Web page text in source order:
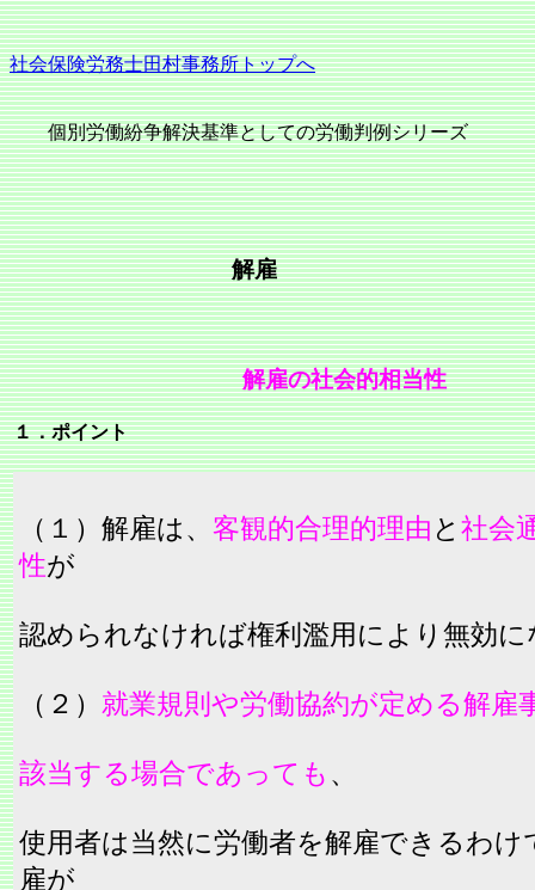
社会保険労務士田村事務所トップへ
個別労働紛争解決基準としての労働判例シリーズ
解雇
解雇の社会的相当性
１．ポイント
（１）解雇は、 客観的合理的理由 と 社会
性が
認められなければ権利濫用により無効に
（２） 就業規則や労働協約が定める解雇
該当する場合であっても 、
使用者は当然に労働者を解雇できるわけ
雇が